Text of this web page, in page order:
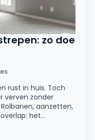
zo doe
rust in huis. Toch
verven zonder
aanzetten,
het…